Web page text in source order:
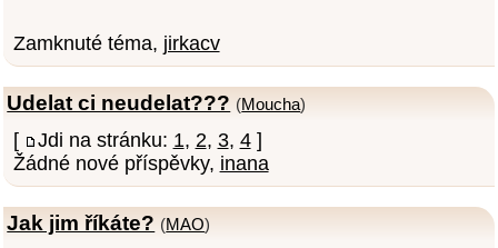
Zamknuté téma, jirkacv
Udelat ci neudelat??? (Moucha)
[ Jdi na stránku: 1, 2, 3, 4]
Žádné nové příspěvky, inana
Jak jim říkáte? (MAO)